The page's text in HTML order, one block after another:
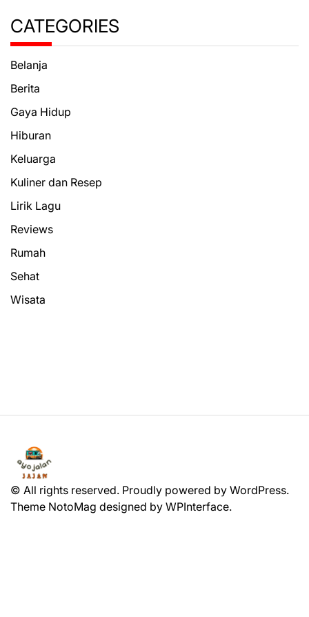
CATEGORIES
Belanja
Berita
Gaya Hidup
Hiburan
Keluarga
Kuliner dan Resep
Lirik Lagu
Reviews
Rumah
Sehat
Wisata
© All rights reserved. Proudly powered by WordPress.
Theme NotoMag designed by WPInterface.